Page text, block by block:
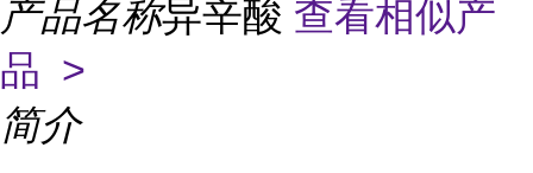
产品名称异辛酸 查看相似产
品 >
简介